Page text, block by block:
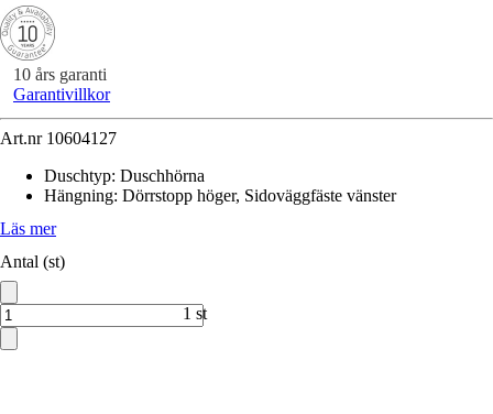
10 års garanti
Garantivillkor
Art.nr 10604127
Duschtyp: Duschhörna
Hängning: Dörrstopp höger, Sidoväggfäste vänster
Läs mer
Antal (st)
1 st